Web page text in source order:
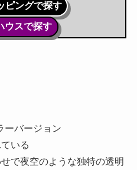
ピングで探す
ウスで探す
ーバージョン
いる
で夜空のような独特の透明